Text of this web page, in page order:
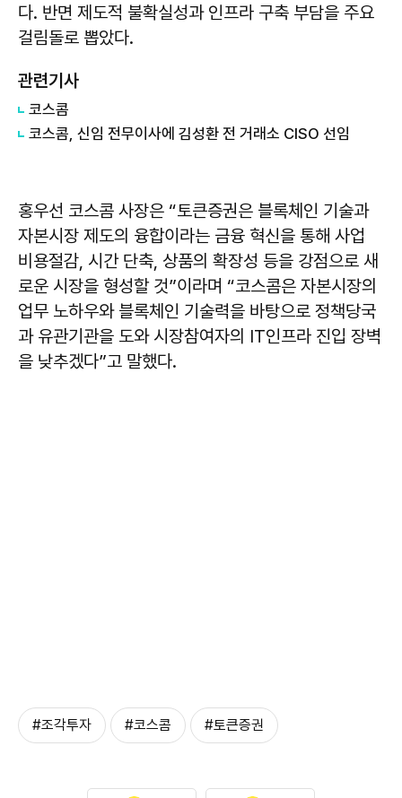
다. 반면 제도적 불확실성과 인프라 구축 부담을 주요
걸림돌로 뽑았다.
관련기사
코스콤
코스콤, 신임 전무이사에 김성환 전 거래소 CISO 선임
홍우선 코스콤 사장은 “토큰증권은 블록체인 기술과
자본시장 제도의 융합이라는 금융 혁신을 통해 사업
비용절감, 시간 단축, 상품의 확장성 등을 강점으로 새
로운 시장을 형성할 것”이라며 “코스콤은 자본시장의
업무 노하우와 블록체인 기술력을 바탕으로 정책당국
과 유관기관을 도와 시장참여자의 IT인프라 진입 장벽
을 낮추겠다”고 말했다.
#조각투자 #코스콤 #토큰증권